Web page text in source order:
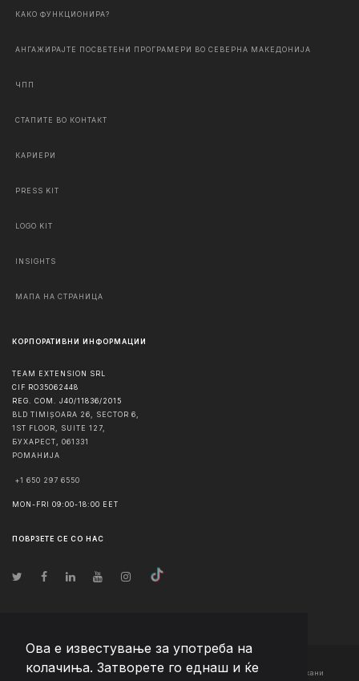
Ова е известување за употреба на
колачиња. Затворете го еднаш и ќе
КАКО ФУНКЦИОНИРА?
АНГАЖИРАЈТЕ ПОСВЕТЕНИ ПРОГРАМЕРИ ВО СЕВЕРНА МАКЕДОНИЈА
ЧПП
СТАПИТЕ ВО КОНТАКТ
КАРИЕРИ
PRESS KIT
LOGO KIT
INSIGHTS
МАПА НА СТРАНИЦА
КОРПОРАТИВНИ ИНФОРМАЦИИ
TEAM EXTENSION SRL
CIF RO35062448
REG. COM. J40/11836/2015
BLD TIMIȘOARA 26, SECTOR 6,
1ST FLOOR, SUITE 127,
БУХАРЕСТ
061331
РОМАНИЈА
+1 650 297 6550
MON-FRI 09:00-18:00 EET
ПОВРЗЕТЕ СЕ СО НАС
© Авторско право2026 Team Extension Macedonia - Сите права задржани